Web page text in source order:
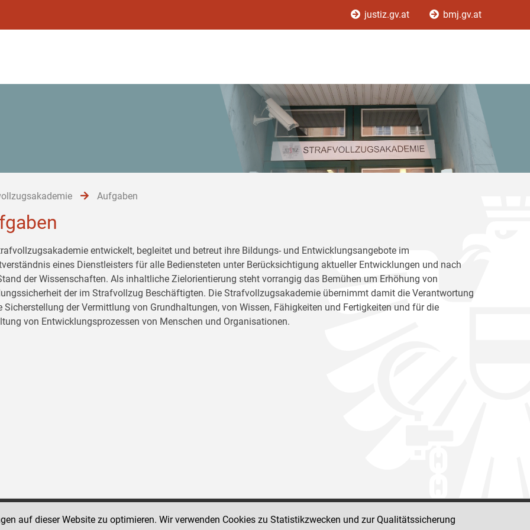
justiz.gv.at bmj.gv.at
Aufgaben
entwickelt, begleitet und betreut ihre Bildungs- und Entwicklungsangebote im
eines Dienstleisters für alle Bediensteten unter Berücksichtigung aktueller Entwicklungen und nach
der Wissenschaften. Als inhaltliche Zielorientierung steht vorrangig das Bemühen um Erhöhung von
der im Strafvollzug Beschäftigten. Die Strafvollzugsakademie übernimmt damit die Verantwortung
Sicherstellung der Vermittlung von Grundhaltungen, von Wissen, Fähigkeiten und Fertigkeiten und für die
von Entwicklungsprozessen von Menschen und Organisationen.
Social Media Kanäle
auf dieser Website zu optimieren. Wir verwenden Cookies zu Statistikzwecken und zur Qualitätssicherung